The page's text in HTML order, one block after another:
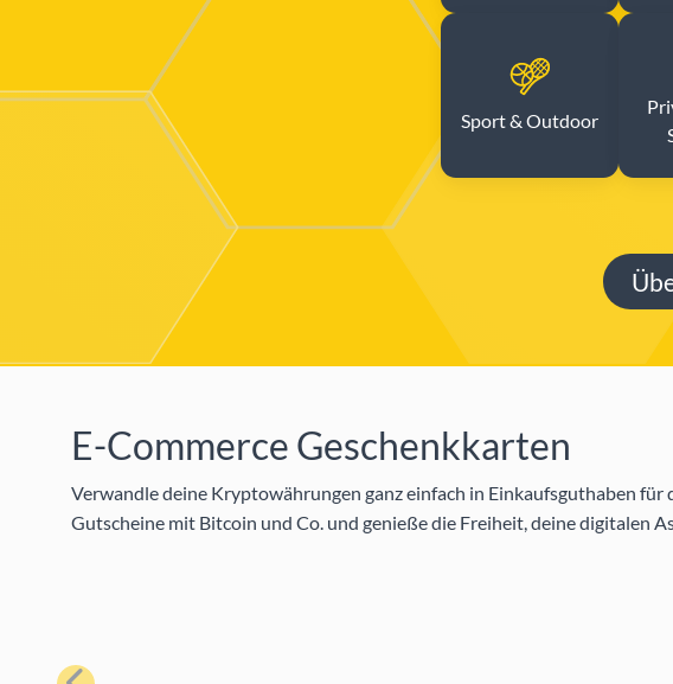
Sport & Outdoor
E-Commerce Geschenkkarten
Verwandle deine Kryptowährungen ganz einfach in Einkaufsguthaben
Gutscheine mit Bitcoin und Co. und genieße die Freiheit, deine digitalen